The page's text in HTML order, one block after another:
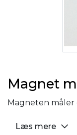
Magnet
Magneten måler
Læs mere